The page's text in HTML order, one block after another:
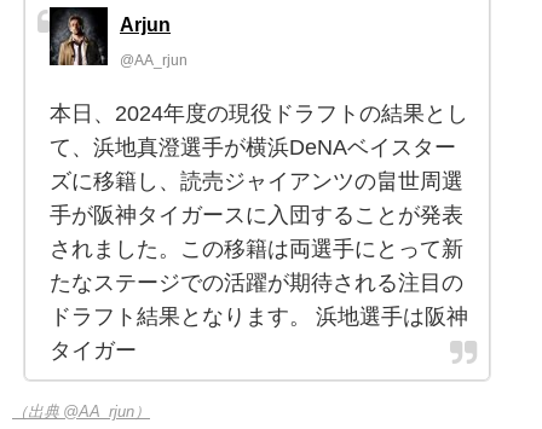
Arjun
@AA_rjun
本日、2024年度の現役ドラフトの結果とし
て、浜地真澄選手が横浜DeNAベイスター
ズに移籍し、読売ジャイアンツの畠世周選
手が阪神タイガースに入団することが発表
されました。この移籍は両選手にとって新
たなステージでの活躍が期待される注目の
ドラフト結果となります。 浜地選手は阪神
タイガー
（出典 @AA_rjun）